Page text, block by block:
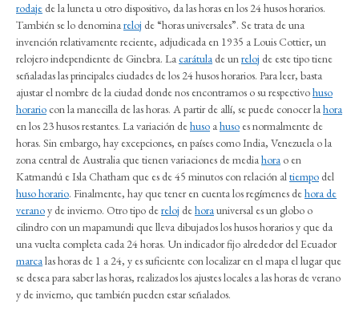
rodaje de la luneta u otro dispositivo, da las horas en los 24 husos horarios.
También se lo denominareloj de “horas universales”. Se trata de una
invención relativamente reciente, adjudicada en 1935 a Louis Cottier, un
relojero independiente de Ginebra. Lacarátula de unreloj de este tipo tiene
señaladas las principales ciudades de los 24 husos horarios. Para leer, basta
ajustar el nombre de la ciudad donde nos encontramos o su respectivohuso
horario con la manecilla de las horas. A partir de allí, se puede conocer lahora
en los 23 husos restantes. La variación dehuso ahuso es normalmente de
horas. Sin embargo, hay excepciones, en países como India, Venezuela o la
zona central de Australia que tienen variaciones de mediahora o en
Katmandú e Isla Chatham que es de 45 minutos con relación altiempo del
huso horario. Finalmente, hay que tener en cuenta los regímenes dehora de
veranoy de invierno. Otro tipo dereloj dehorauniversal es un globo o
cilindro con un mapamundi que lleva dibujados los husos horarios y que da
una vuelta completa cada 24 horas. Un indicador fijo alrededor del Ecuador
marcalas horas de 1 a 24, y es suficiente con localizar en el mapa el lugar que
se desea para saber las horas, realizados los ajustes locales a las horas de verano
y de invierno, que también pueden estar señalados.